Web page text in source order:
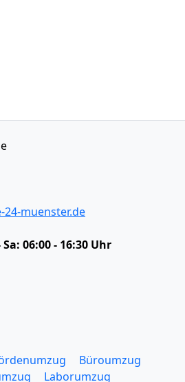
24-muenster.de
Sa: 06:00 - 16:30 Uhr
Büroumzug
Laborumzug